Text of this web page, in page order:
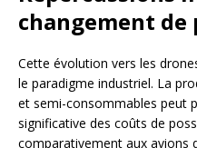
changement de
Cette évolution vers les
le paradigme industriel. La
et semi-consommables peut
significative des coûts de
comparativement aux avions